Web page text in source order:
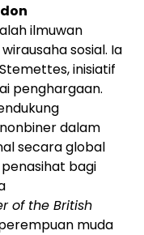
ilmuwan
sosial. Ia
inisiatif
penghargaan.
dalam
secara global
bagi
of the British
muda